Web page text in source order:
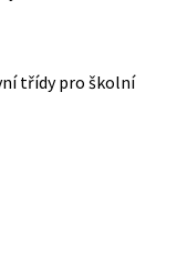
třídy pro školní